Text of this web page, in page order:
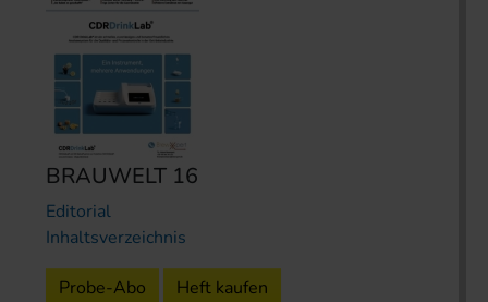
BRAUWELT 16
Editorial
Inhaltsverzeichnis
Probe-Abo Heft kaufen